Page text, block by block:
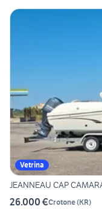
Vetrina
JEANNEAU CAP
26.000 €Crotone(KR)